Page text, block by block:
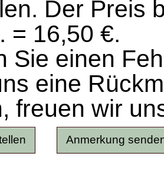
Der Preis
= 16,50 €.
Sie einen
eine
freuen wir